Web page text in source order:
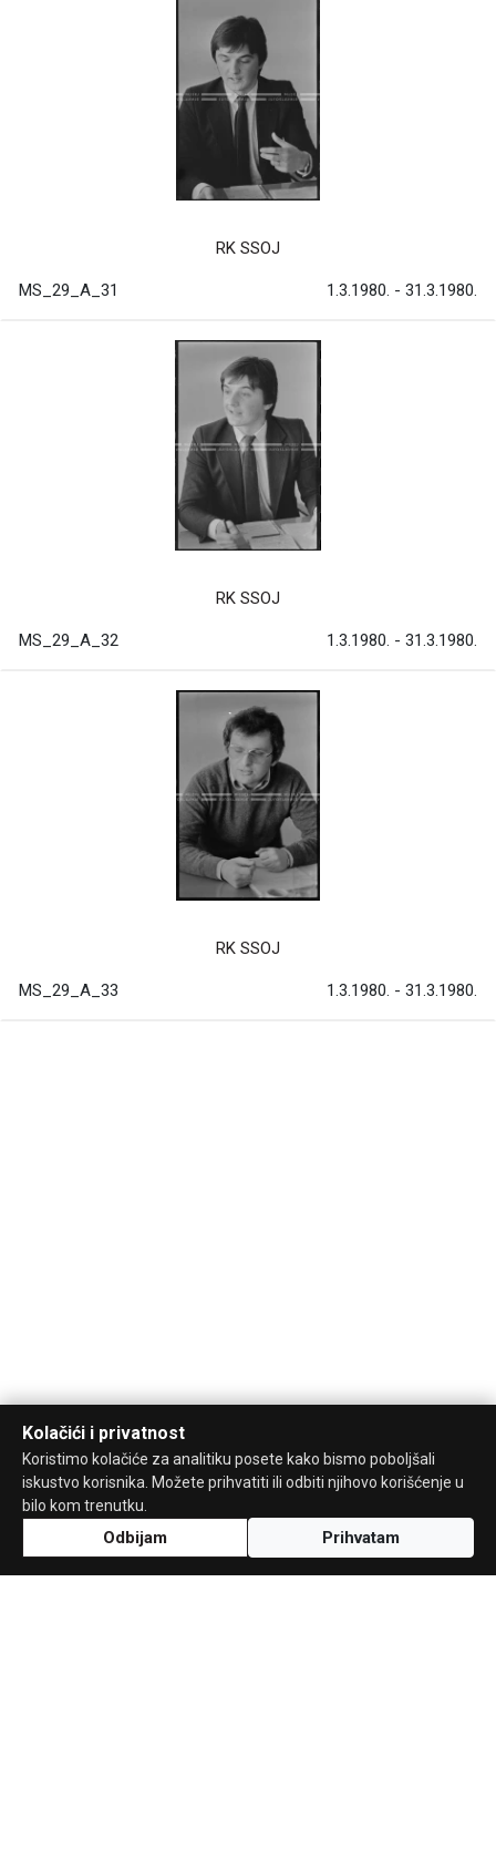
RK SSOJ
MS_29_A_31 1.3.1980. - 31.3.1980.
RK SSOJ
MS_29_A_32 1.3.1980. - 31.3.1980.
RK SSOJ
MS_29_A_33 1.3.1980. - 31.3.1980.
Kolačići i privatnost
Koristimo kolačiće za analitiku posete kako bismo poboljšali
iskustvo korisnika. Možete prihvatiti ili odbiti njihovo korišćenje u
bilo kom trenutku.
Odbijam Prihvatam